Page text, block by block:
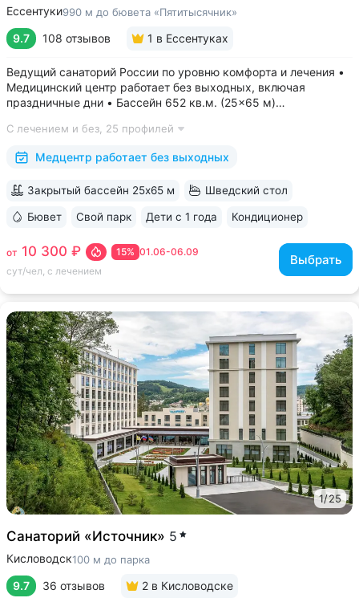
Ессентуки990 м до бювета «Пятитысячник»
9.7 108 отзывов 1 в Ессентуках
Ведущий санаторий России по уровню комфорта и лечения •
Медицинский центр работает без выходных, включая
праздничные дни • Бассейн 652 кв.м. (25×65 м)
Глубина от 30 до 180 см, есть отдельная детская зона. Рядом
расположены закрытая терраса...
С лечением и без, 25 профилей
Медцентр работает без выходных
01.06-06.09
15%
от 10 300 ₽
сут/чел, с лечением
Выбрать
Закрытый бассейн 25х65 м Шведский стол
Бювет Свой парк Дети с 1 года Кондиционер
ещё 6
1/25
Санаторий «Источник» 5
Кисловодск100 м до парка
9.7 36 отзывов 2 в Кисловодске